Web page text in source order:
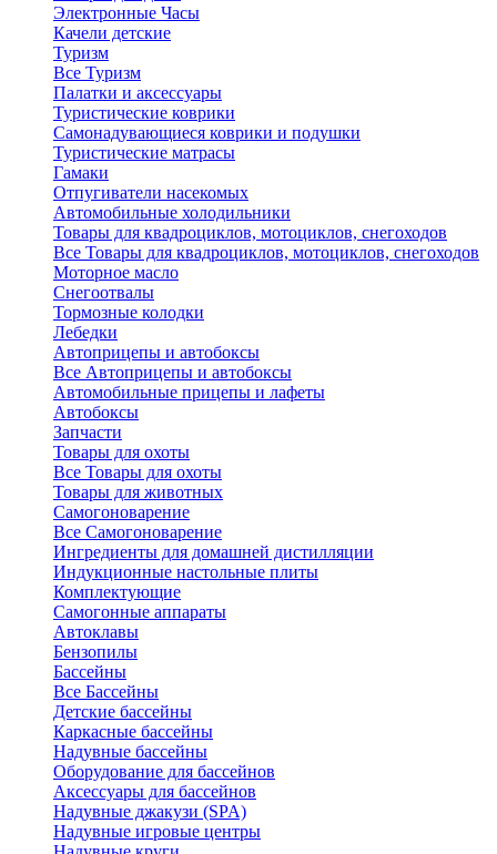
Электронные Часы
Качели детские
Туризм
Все Туризм
Палатки и аксессуары
Туристические коврики
Самонадувающиеся коврики и подушки
Туристические матрасы
Гамаки
Отпугиватели насекомых
Автомобильные холодильники
Товары для квадроциклов, мотоциклов, снегоходов
Все Товары для квадроциклов, мотоциклов, снегоходов
Моторное масло
Снегоотвалы
Тормозные колодки
Лебедки
Автоприцепы и автобоксы
Все Автоприцепы и автобоксы
Автомобильные прицепы и лафеты
Автобоксы
Запчасти
Товары для охоты
Все Товары для охоты
Товары для животных
Самогоноварение
Все Самогоноварение
Ингредиенты для домашней дистилляции
Индукционные настольные плиты
Комплектующие
Самогонные аппараты
Автоклавы
Бензопилы
Бассейны
Все Бассейны
Детские бассейны
Каркасные бассейны
Надувные бассейны
Оборудование для бассейнов
Аксессуары для бассейнов
Надувные джакузи (SPA)
Надувные игровые центры